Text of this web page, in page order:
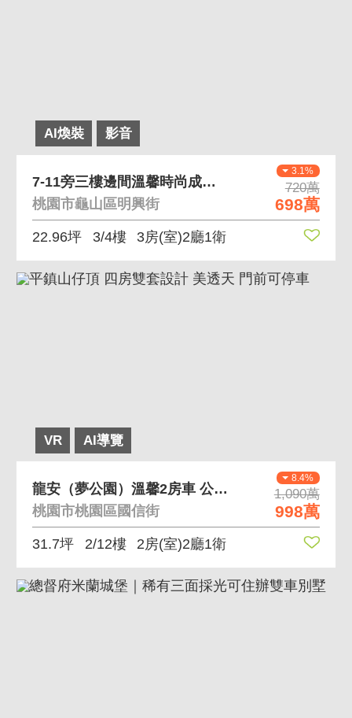
AI煥裝 影音
3.1%
720萬
698萬
7-11旁三樓邊間溫馨時尚成家美美屋
桃園市龜山區明興街
22.96坪 3/4樓 3房(室)2廳1衛
VR AI導覽
8.4%
1,090萬
998萬
龍安（夢公園）溫馨2房車 公園旁 近南桃園交流道
桃園市桃園區國信街
31.7坪 2/12樓 2房(室)2廳1衛